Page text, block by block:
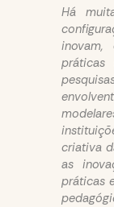
Há
práticas
criativa
as
práticas